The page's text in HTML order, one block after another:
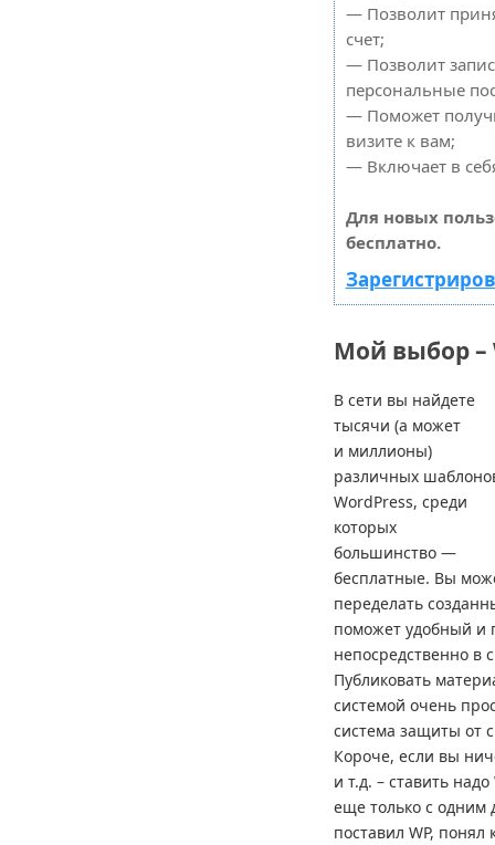
— Позволит
счет;
— Позволит
персональные
— Поможет
визите к вам;
— Включает в
Для новых
бесплатно.
Мой выбор –
В сети вы найдете
тысячи (а может
и миллионы)
различных
WordPress, среди
которых
большинство —
бесплатные. Вы
переделать
поможет удобный и
непосредственно в
Публиковать
системой очень
система защиты от
Короче, если вы
и т.д. – ставить
еще только с одним
поставил WP,